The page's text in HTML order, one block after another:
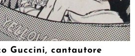
Guccini, cantautore